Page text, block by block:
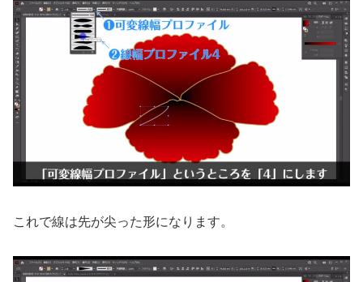
これで線は先が尖った形になります。